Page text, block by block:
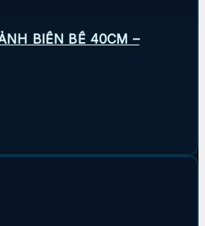
BIỂN BỂ 40CM –